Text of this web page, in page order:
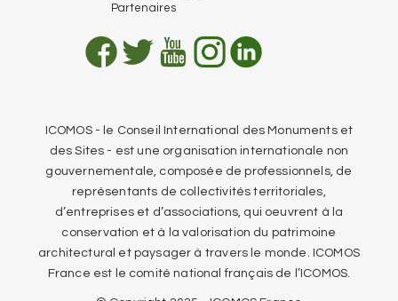
Partenaires
ICOMOS - le Conseil International des Monuments et
des Sites - est une organisation internationale non
gouvernementale, composée de professionnels, de
représentants de collectivités territoriales,
d’entreprises et d’associations, qui oeuvrent à la
conservation et à la valorisation du patrimoine
architectural et paysager à travers le monde. ICOMOS
France est le comité national français de l’ICOMOS.